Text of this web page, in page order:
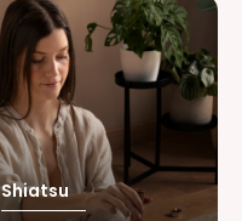
corps par des
méthodes naturelles :
alimentation, plantes,
gestion du stress,
hygiène de vie. Une
approche globale pour
mieux vivre chaque
étape.
Shiatsu